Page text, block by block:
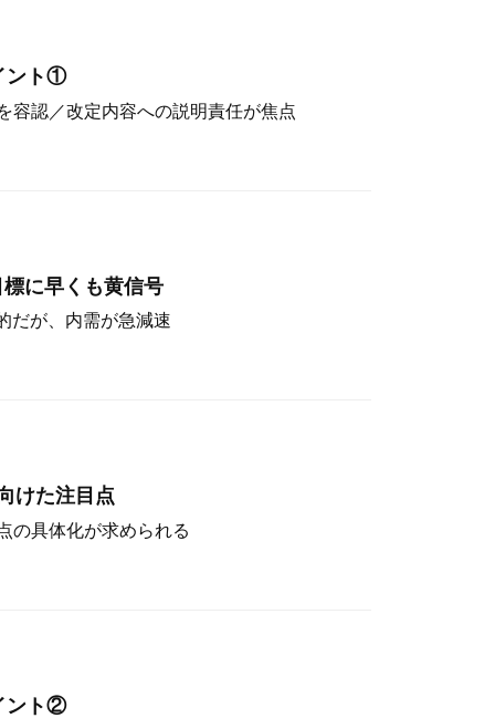
ント①
容認／改定内容への説明責任が焦点
に早くも黄信号
だが、内需が急減速
けた注目点
の具体化が求められる
ント②